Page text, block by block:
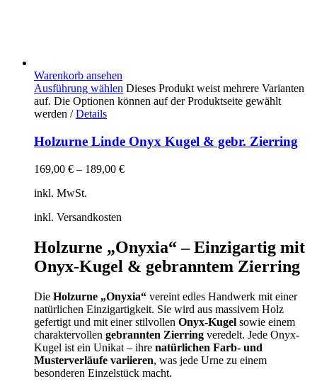
Warenkorb ansehen
Ausführung wählen Dieses Produkt weist mehrere Varianten
auf. Die Optionen können auf der Produktseite gewählt
werden / Details
Holzurne Linde Onyx Kugel & gebr. Zierring
169,00 € – 189,00 €
inkl. MwSt.
inkl. Versandkosten
Holzurne „Onyxia“ – Einzigartig mit
Onyx-Kugel & gebranntem Zierring
Die Holzurne „Onyxia“ vereint edles Handwerk mit einer
natürlichen Einzigartigkeit. Sie wird aus massivem Holz
gefertigt und mit einer stilvollen Onyx-Kugel sowie einem
charaktervollen gebrannten Zierring veredelt. Jede Onyx-
Kugel ist ein Unikat – ihre natürlichen Farb- und
Musterverläufe variieren, was jede Urne zu einem
besonderen Einzelstück macht.